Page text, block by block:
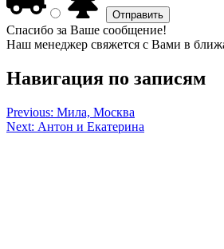
Спасибо за Ваше сообщение!
Наш менеджер свяжется с Вами в
Навигация по записям
Previous: Мила, Москва
Next: Антон и Екатерина